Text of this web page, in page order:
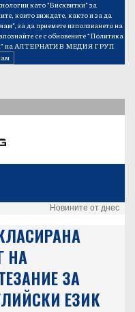
като “Бисквитки” за
които виждате, както и за да
за да приемете използването на
се с обновените“Политика
на АЛТЕРНАТИВ МЕДИЯ ГРУП
Новините от днес
НА
ЗА
ЕЗИК